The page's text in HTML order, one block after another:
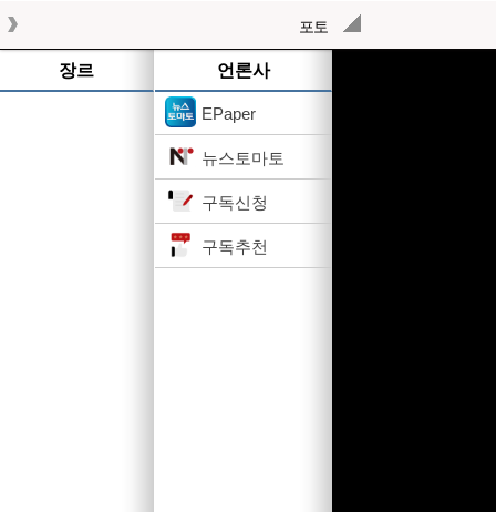
포토
장르 언론사
EPaper
뉴스토마토
구독신청
구독추천
작성된 기사가 없습니다.